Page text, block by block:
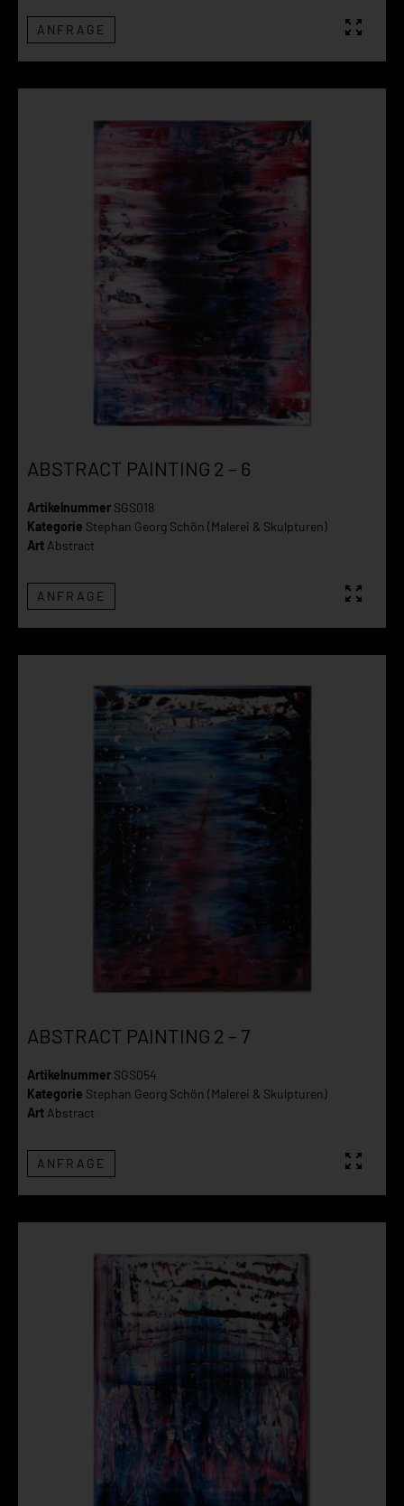
ANFRAGE
ABSTRACT PAINTING 2 – 6
Artikelnummer SGS018
Kategorie Stephan Georg Schön (Malerei & Skulpturen)
Art Abstract
ANFRAGE
ABSTRACT PAINTING 2 – 7
Artikelnummer SGS054
Kategorie Stephan Georg Schön (Malerei & Skulpturen)
Art Abstract
ANFRAGE